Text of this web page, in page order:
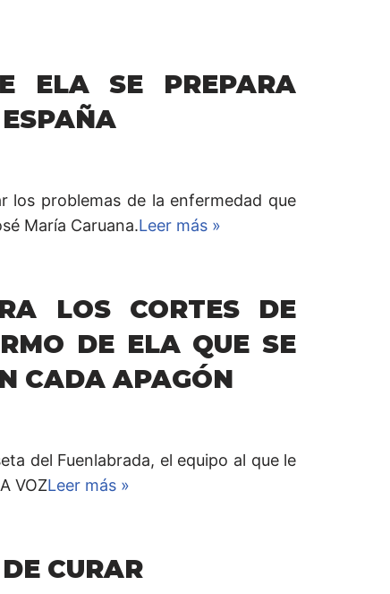
ELA SE PREPARA
los problemas de la enfermedad que
María Caruana.Leer más »
LOS CORTES DE
DE ELA QUE SE
CADA APAGÓN
del Fuenlabrada, el equipo al que le
VOZLeer más »
CURAR